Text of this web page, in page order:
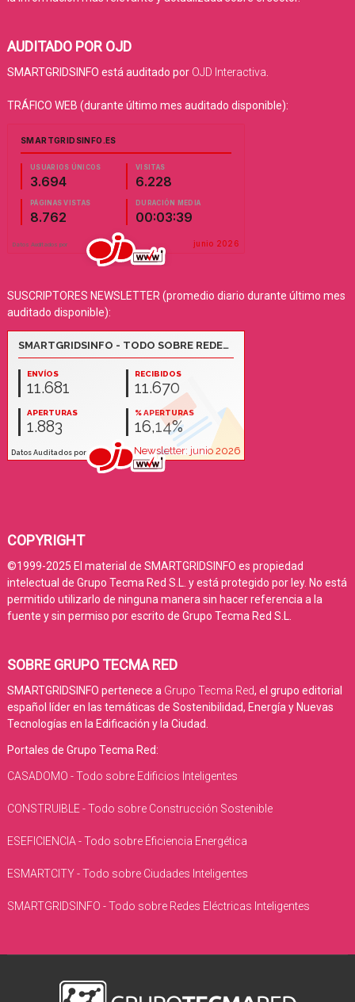
AUDITADO POR OJD
SMARTGRIDSINFO está auditado por OJD Interactiva
TRÁFICO WEB (durante último mes auditado disponible):
SUSCRIPTORES NEWSLETTER (promedio diario durante último mes
auditado disponible):
COPYRIGHT
©1999-2025 El material de SMARTGRIDSINFO es propiedad
intelectual de Grupo Tecma Red S.L. y está protegido por ley. No está
permitido utilizarlo de ninguna manera sin hacer referencia a la
fuente y sin permiso por escrito de Grupo Tecma Red S.L.
SOBRE GRUPO TECMA RED
SMARTGRIDSINFO pertenece a Grupo Tecma Red, el grupo editorial
español líder en las temáticas de Sostenibilidad, Energía y Nuevas
Tecnologías en la Edificación y la Ciudad.
Portales de Grupo Tecma Red:
CASADOMO - Todo sobre Edificios Inteligentes
CONSTRUIBLE - Todo sobre Construcción Sostenible
ESEFICIENCIA - Todo sobre Eficiencia Energética
ESMARTCITY - Todo sobre Ciudades Inteligentes
SMARTGRIDSINFO - Todo sobre Redes Eléctricas Inteligentes